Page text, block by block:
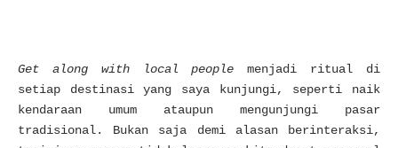
Get along with local people menjadi ritual di
setiap destinasi yang saya kunjungi, seperti naik
kendaraan umum ataupun mengunjungi pasar
tradisional. Bukan saja demi alasan berinteraksi,